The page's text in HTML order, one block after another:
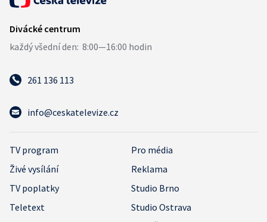
261 136 113
info@ceskatelevize.cz
TV program
Pro média
Živé vysílání
Reklama
TV poplatky
Studio Brno
Teletext
Studio Ostrava